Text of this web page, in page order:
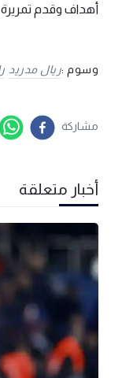
أهداف وقدم
وسوم :ريال مدريد
مشاركة
أخبار متعلقة